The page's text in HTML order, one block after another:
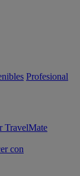
Profesional
TravelMate
con